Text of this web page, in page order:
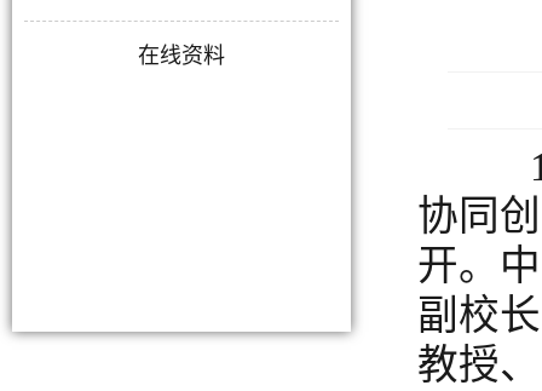
在线资料
12
协同
开。
副校
教授